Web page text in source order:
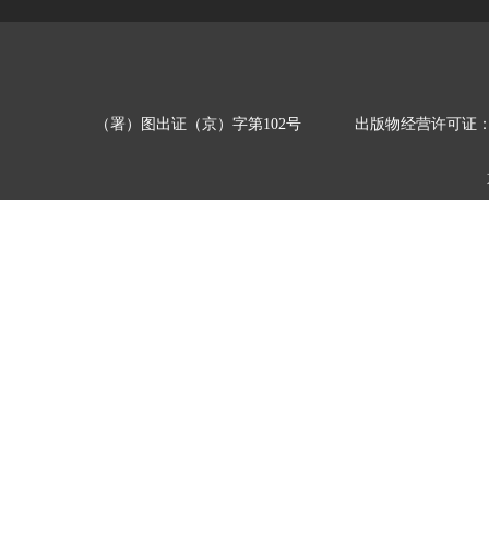
（署）图出证（京）字第102号 出版物经营许可证